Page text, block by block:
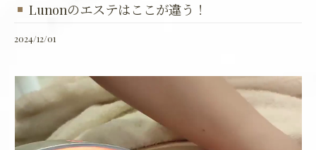
Lunonのエステはここが違う！
2024/12/01